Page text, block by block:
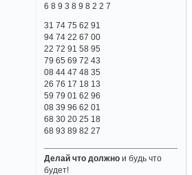
6 8 9 3 8 9 8 2 2 7
31 74 75 62 91
94 74 22 67 00
22 72 91 58 95
79 65 69 72 43
08 44 47 48 35
26 76 17 18 13
59 79 01 62 96
08 39 96 62 01
68 30 20 25 18
68 93 89 82 27
Делай что должно и будь что
будет!